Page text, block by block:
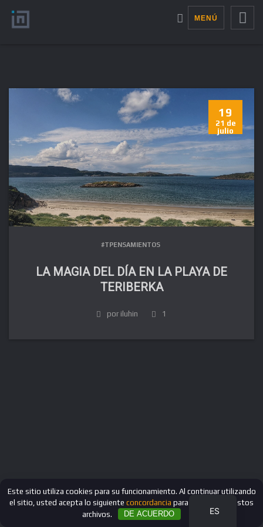
MENÚ
19
21 de
julio
#TPENSAMIENTOS
LA MAGIA DEL DÍA EN LA PLAYA DE
TERIBERKA
por iluhin 1
ES
RU
Este sitio utiliza cookies para su funcionamiento. Al continuar utilizando
el sitio, usted acepta lo siguiente concordancia para trabajar con estos
archivos.
DE ACUERDO